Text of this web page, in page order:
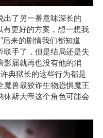
出了另一番意味深长的
有更好的方案，想一想我
后来的剧情我们都知道
联手了，但是结局还是失
影届就再也没有他的消
典狱长的这些行为都是
魔兽最狡诈生物恐惧魔王
休斯大帝这个角色可能会